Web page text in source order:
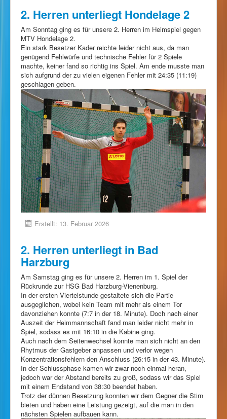
2. Herren unterliegt Hondelage 2
Am Sonntag ging es für unsere 2. Herren im Heimspiel gegen
MTV Hondelage 2.
Ein stark Besetzer Kader reichte leider nicht aus, da man
genügend Fehlwürfe und technische Fehler für 2 Spiele
machte, keiner fand so richtig ins Spiel. Am ende musste man
sich aufgrund der zu vielen eigenen Fehler mit 24:35 (11:19)
geschlagen geben.
Erstellt: 13. Februar 2026
2. Herren unterliegt in Bad
Harzburg
Am Samstag ging es für unsere 2. Herren im 1. Spiel der
Rückrunde zur HSG Bad Harzburg-Vienenburg.
In der ersten Viertelstunde gestaltete sich die Partie
ausgeglichen, wobei kein Team mit mehr als einem Tor
davonziehen konnte (7:7 in der 18. Minute). Doch nach einer
Auszeit der Heimmannschaft fand man leider nicht mehr in
Spiel, sodass es mit 16:10 in die Kabine ging.
Auch nach dem Seitenwechsel konnte man sich nicht an den
Rhytmus der Gastgeber anpassen und verlor wegen
Konzentrationsfehlern den Anschluss (26:15 in der 43. Minute).
In der Schlussphase kamen wir zwar noch einmal heran,
jedoch war der Abstand bereits zu groß, sodass wir das Spiel
mit einem Endstand von 38:30 beendet haben.
Trotz der dünnen Besetzung konnten wir dem Gegner die Stirn
bieten und haben eine Leistung gezeigt, auf die man in den
nächsten Spielen aufbauen kann.